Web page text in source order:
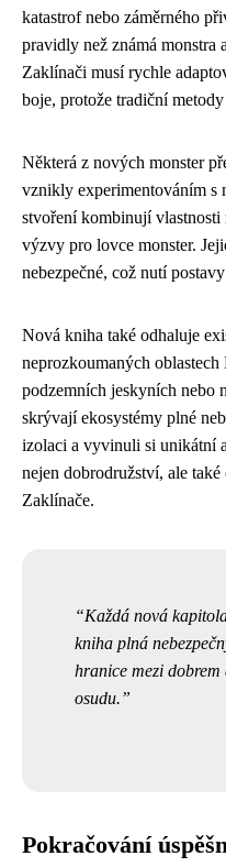
katastrof nebo záměrného
pravidly než známá monstra
Zaklínači musí rychle
boje, protože tradiční
Některá z nových monster
vznikly experimentováním s
stvoření kombinují
výzvy pro lovce monster.
nebezpečné, což nutí
Nová kniha také odhaluje
neprozkoumaných
podzemních jeskyních nebo
skrývají ekosystémy plné
izolaci a vyvinuli si unikátní
nejen dobrodružství, ale
Zaklínače.
Každá nová
kniha plná
hranice mezi dobrem
osudu.
Pokračování